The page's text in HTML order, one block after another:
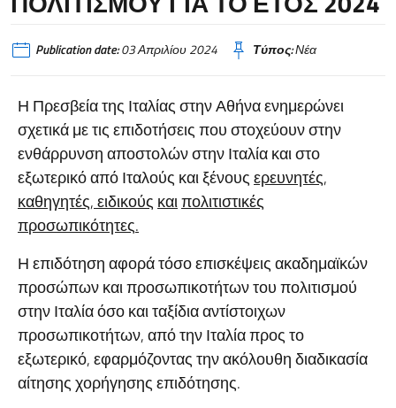
Publication date:03 Απριλίου 2024 Τύπος:Νέα
Η Πρεσβεία της Ιταλίας στην Αθήνα ενημερώνει
σχετικά με τις επιδοτήσεις που στοχεύουν στην
ενθάρρυνση αποστολών στην Ιταλία και στο
εξωτερικό από Ιταλούς και ξένουςερευνητές,
καθηγητές,ειδικούς καιπολιτιστικές
προσωπικότητες.
Η επιδότηση αφορά τόσο επισκέψεις ακαδημαϊκών
προσώπων και προσωπικοτήτων του πολιτισμού
στην Ιταλία όσο και ταξίδια αντίστοιχων
προσωπικοτήτων, από την Ιταλία προς το
εξωτερικό, εφαρμόζοντας την ακόλουθη διαδικασία
αίτησης χορήγησης επιδότησης.